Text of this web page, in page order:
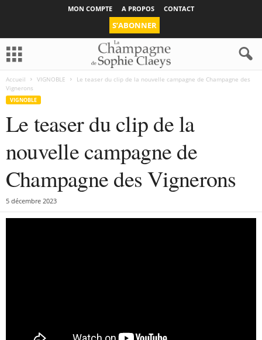
MON COMPTE A PROPOS CONTACT
S’ABONNER
Accueil VIGNOBLE
Le teaser du clip de la nouvelle campagne de Champagne des
Vignerons
VIGNOBLE
Le teaser du clip de la
nouvelle campagne de
Champagne des Vignerons
5 décembre 2023